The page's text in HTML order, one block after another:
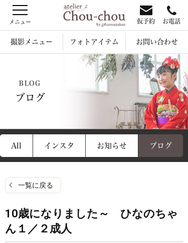
仮予約 お電話
撮影メニュー フォトアイテム お問い合わせ
BLOG
ブログ
All インスタ お知らせ ブログ
一覧に戻る
10歳になりました～ ひなのちゃ
ん１／２成人